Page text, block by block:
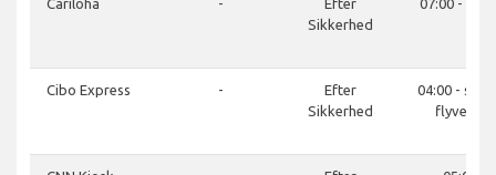
Cariloha -
Efter
Sikkerhed
07:00 -
Cibo Express -
Efter
Sikkerhed
04:00 -
flyvetur